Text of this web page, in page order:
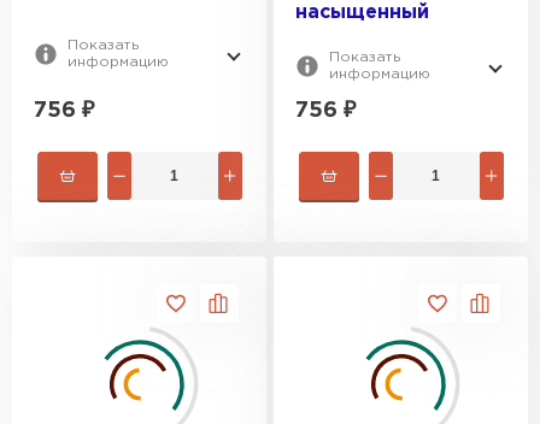
Показать
информацию
756 ₽
насыщенный
Показать
информацию
756 ₽